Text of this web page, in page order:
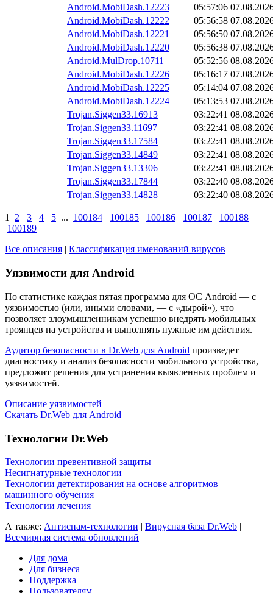
Android.MobiDash.12223
05:57:06
Android.MobiDash.12222
05:56:58
Android.MobiDash.12221
05:56:50
Android.MobiDash.12220
05:56:38
Android.MulDrop.10711
05:52:56
Android.MobiDash.12226
05:16:17
Android.MobiDash.12225
05:14:04
Android.MobiDash.12224
05:13:53
Trojan.Siggen33.16913
03:22:41
Trojan.Siggen33.11697
03:22:41
Trojan.Siggen33.17584
03:22:41
Trojan.Siggen33.14849
03:22:41
Trojan.Siggen33.13306
03:22:41
Trojan.Siggen33.17844
03:22:40
Trojan.Siggen33.14828
03:22:40
1 2 3 4 5 ... 100184 100185 100186 100187
100188
100189
Все описания | Классификация именований вирусов
Уязвимости для Android
По статистике каждая пятая программа для ОС Android — с
уязвимостью (или, иными словами, — с «дырой»), что
позволяет злоумышленникам успешно внедрять мобильных
троянцев на устройства и выполнять нужные им действия.
Аудитор безопасности в Dr.Web для Android произведет
диагностику и анализ безопасности мобильного устройства,
предложит решения для устранения выявленных проблем и
уязвимостей.
Описание уязвимостей
Скачать Dr.Web для Android
Технологии Dr.Web
Технологии превентивной защиты
Несигнатурные технологии
Технологии детектирования на основе алгоритмов
машинного обучения
Технологии лечения
А также: Антиспам-технологии | Вирусная база Dr.Web |
Всемирная система обновлений
Для дома
Для бизнеса
Поддержка